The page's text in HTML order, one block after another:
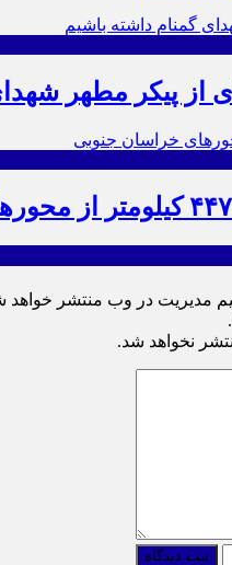
از پیکر مطهر
مدیریت در وب منتشر خواهد
نخواهد شد.
ثبت دیدگاه